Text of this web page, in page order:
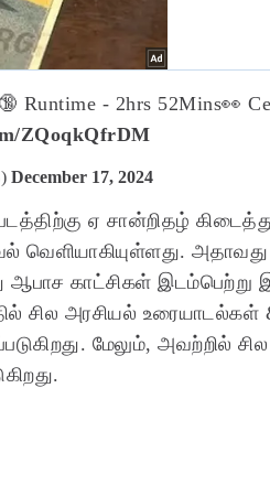
Runtime - 2hrs 52Mins👀
ZQoqkQfrDM
December 17, 2024
ஏ சான்றிதழ்
வெளியாகியுள்ளது.
காட்சிகள் இடம்பெற்று
சில அரசியல்
மேலும், அவற்றில்